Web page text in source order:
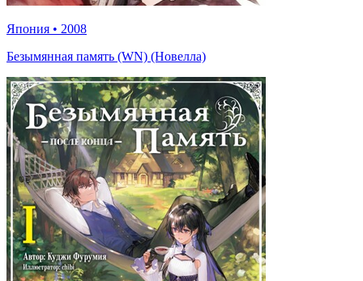
Япония • 2008
Безымянная память (WN) (Новелла)